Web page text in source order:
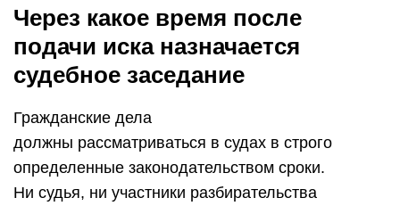
Через какое время после
подачи иска назначается
судебное заседание
Гражданские дела
должны рассматриваться в судах в строго
определенные законодательством сроки.
Ни судья, ни участники разбирательства